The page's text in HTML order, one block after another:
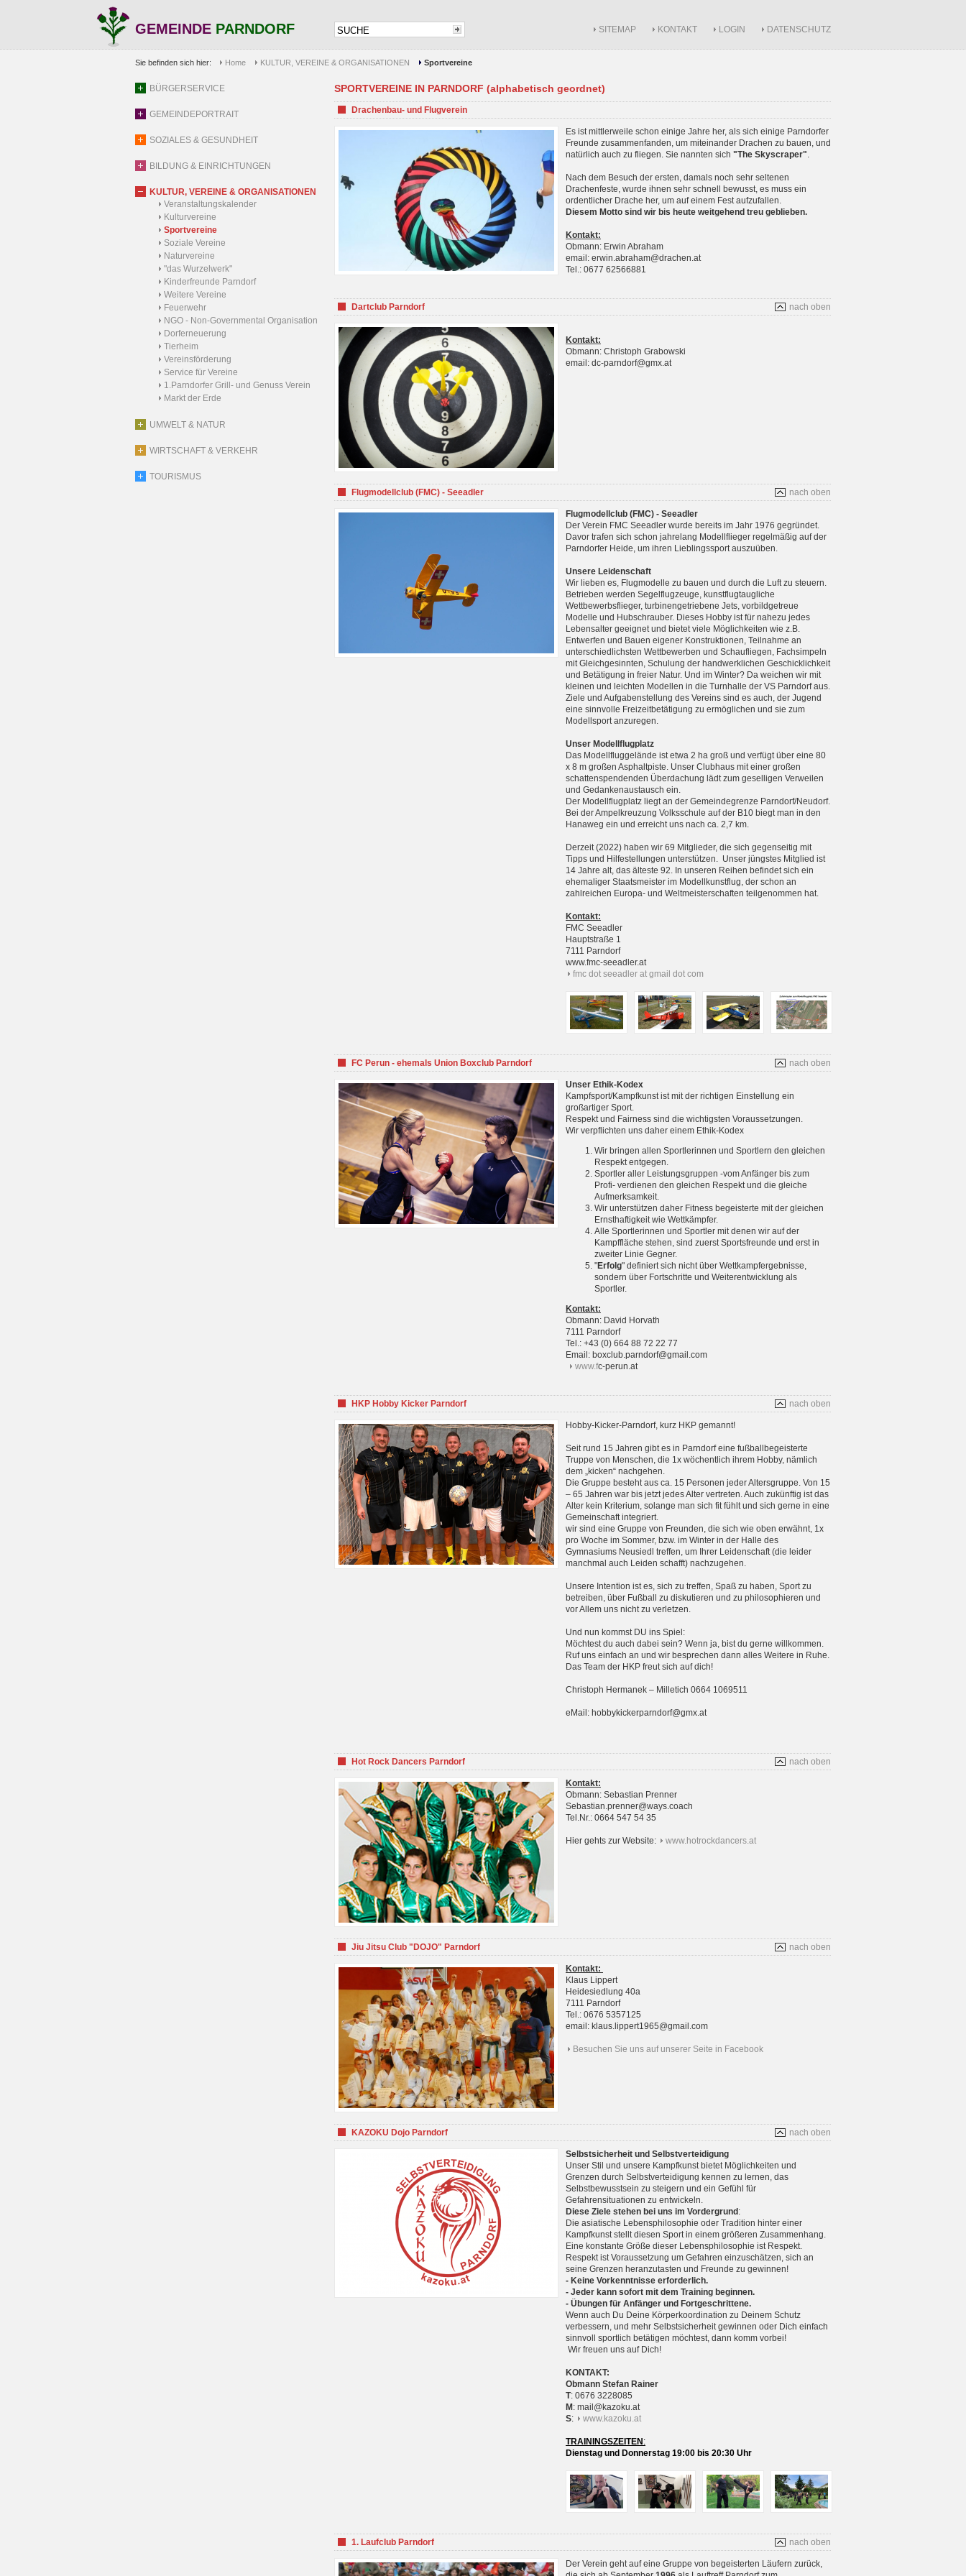
GEMEINDE PARNDORF SITEMAP KONTAKT LOGIN DATENSCHUTZ
Sie befinden sich hier: Home KULTUR, VEREINE & ORGANISATIONEN Sportvereine
BÜRGERSERVICE
GEMEINDEPORTRAIT
SOZIALES & GESUNDHEIT
BILDUNG & EINRICHTUNGEN
KULTUR, VEREINE & ORGANISATIONEN
Veranstaltungskalender
Kulturvereine
Sportvereine
Soziale Vereine
Naturvereine
"das Wurzelwerk"
Kinderfreunde Parndorf
Weitere Vereine
Feuerwehr
NGO - Non-Governmental Organisation
Dorferneuerung
Tierheim
Vereinsförderung
Service für Vereine
1.Parndorfer Grill- und Genuss Verein
Markt der Erde
UMWELT & NATUR
WIRTSCHAFT & VERKEHR
TOURISMUS
SPORTVEREINE IN PARNDORF (alphabetisch geordnet)
Drachenbau- und Flugverein
Es ist mittlerweile schon einige Jahre her, als sich einige Parndorfer
Freunde zusammenfanden, um miteinander Drachen zu bauen, und
natürlich auch zu fliegen. Sie nannten sich "The Skyscraper".
Nach dem Besuch der ersten, damals noch sehr seltenen
Drachenfeste, wurde ihnen sehr schnell bewusst, es muss ein
ordentlicher Drache her, um auf einem Fest aufzufallen.
Diesem Motto sind wir bis heute weitgehend treu geblieben.
Kontakt:
Obmann: Erwin Abraham
email: erwin.abraham@drachen.at
Tel.: 0677 62566881
nach oben
Dartclub Parndorf
Kontakt:
Obmann: Christoph Grabowski
email: dc-parndorf@gmx.at
nach oben
Flugmodellclub (FMC) - Seeadler
Flugmodellclub (FMC) - Seeadler
Der Verein FMC Seeadler wurde bereits im Jahr 1976 gegründet.
Davor trafen sich schon jahrelang Modellflieger regelmäßig auf der
Parndorfer Heide, um ihren Lieblingssport auszuüben.
Unsere Leidenschaft
Wir lieben es, Flugmodelle zu bauen und durch die Luft zu steuern.
Betrieben werden Segelflugzeuge, kunstflugtaugliche
Wettbewerbsflieger, turbinengetriebene Jets, vorbildgetreue
Modelle und Hubschrauber. Dieses Hobby ist für nahezu jedes
Lebensalter geeignet und bietet viele Möglichkeiten wie z.B.
Entwerfen und Bauen eigener Konstruktionen, Teilnahme an
unterschiedlichsten Wettbewerben und Schaufliegen, Fachsimpeln
mit Gleichgesinnten, Schulung der handwerklichen Geschicklichkeit
und Betätigung in freier Natur. Und im Winter? Da weichen wir mit
kleinen und leichten Modellen in die Turnhalle der VS Parndorf aus.
Ziele und Aufgabenstellung des Vereins sind es auch, der Jugend
eine sinnvolle Freizeitbetätigung zu ermöglichen und sie zum
Modellsport anzuregen.
Unser Modellflugplatz
Das Modellfluggelände ist etwa 2 ha groß und verfügt über eine 80
x 8 m großen Asphaltpiste. Unser Clubhaus mit einer großen
schattenspendenden Überdachung lädt zum geselligen Verweilen
und Gedankenaustausch ein.
Der Modellflugplatz liegt an der Gemeindegrenze Parndorf/Neudorf.
Bei der Ampelkreuzung Volksschule auf der B10 biegt man in den
Hanaweg ein und erreicht uns nach ca. 2,7 km.
Derzeit (2022) haben wir 69 Mitglieder, die sich gegenseitig mit
Tipps und Hilfestellungen unterstützen. Unser jüngstes Mitglied ist
14 Jahre alt, das älteste 92. In unseren Reihen befindet sich ein
ehemaliger Staatsmeister im Modellkunstflug, der schon an
zahlreichen Europa- und Weltmeister­schaften teilgenommen hat.
Kontakt:
FMC Seeadler
Hauptstraße 1
7111 Parndorf
www.fmc-seeadler.at
fmc dot seeadler at gmail dot com
nach oben
FC Perun - ehemals Union Boxclub Parndorf
Unser Ethik-Kodex
Kampfsport/Kampfkunst ist mit der richtigen Einstellung ein
großartiger Sport.
Respekt und Fairness sind die wichtigsten Voraussetzungen.
Wir verpflichten uns daher einem Ethik-Kodex
Wir bringen allen Sportlerinnen und Sportlern den gleichen
Respekt entgegen.
Sportler aller Leistungsgruppen -vom Anfänger bis zum
Profi- verdienen den gleichen Respekt und die gleiche
Aufmerksamkeit.
Wir unterstützen daher Fitness begeisterte mit der gleichen
Ernsthaftigkeit wie Wettkämpfer.
Alle Sportlerinnen und Sportler mit denen wir auf der
Kampffläche stehen, sind zuerst Sportsfreunde und erst in
zweiter Linie Gegner.
"Erfolg" definiert sich nicht über Wettkampfergebnisse,
sondern über Fortschritte und Weiterentwicklung als
Sportler.
Kontakt:
Obmann: David Horvath
7111 Parndorf
Tel.: +43 (0) 664 88 72 22 77
Email: boxclub.parndorf@gmail.com
www.fc-perun.at
nach oben
HKP Hobby Kicker Parndorf
Hobby-Kicker-Parndorf, kurz HKP gemannt!
Seit rund 15 Jahren gibt es in Parndorf eine fußballbegeisterte
Truppe von Menschen, die 1x wöchentlich ihrem Hobby, nämlich
dem „kicken“ nachgehen.
Die Gruppe besteht aus ca. 15 Personen jeder Altersgruppe. Von 15
– 65 Jahren war bis jetzt jedes Alter vertreten. Auch zukünftig ist das
Alter kein Kriterium, solange man sich fit fühlt und sich gerne in eine
Gemeinschaft integriert.
wir sind eine Gruppe von Freunden, die sich wie oben erwähnt, 1x
pro Woche im Sommer, bzw. im Winter in der Halle des
Gymnasiums Neusiedl treffen, um Ihrer Leidenschaft (die leider
manchmal auch Leiden schafft) nachzugehen.
Unsere Intention ist es, sich zu treffen, Spaß zu haben, Sport zu
betreiben, über Fußball zu diskutieren und zu philosophieren und
vor Allem uns nicht zu verletzen.
Und nun kommst DU ins Spiel:
Möchtest du auch dabei sein? Wenn ja, bist du gerne willkommen.
Ruf uns einfach an und wir besprechen dann alles Weitere in Ruhe.
Das Team der HKP freut sich auf dich!
Christoph Hermanek – Milletich 0664 1069511
eMail: hobbykickerparndorf@gmx.at
nach oben
Hot Rock Dancers Parndorf
Kontakt:
Obmann: Sebastian Prenner
Sebastian.prenner@ways.coach
Tel.Nr.: 0664 547 54 35
Hier gehts zur Website: www.hotrockdancers.at
nach oben
Jiu Jitsu Club "DOJO" Parndorf
Kontakt:
Klaus Lippert
Heidesiedlung 40a
7111 Parndorf
Tel.: 0676 5357125
email: klaus.lippert1965@gmail.com
Besuchen Sie uns auf unserer Seite in Facebook
nach oben
KAZOKU Dojo Parndorf
Selbstsicherheit und Selbstverteidigung
Unser Stil und unsere Kampfkunst bietet Möglichkeiten und
Grenzen durch Selbstverteidigung kennen zu lernen, das
Selbstbewusstsein zu steigern und ein Gefühl für
Gefahrensituationen zu entwickeln.
Diese Ziele stehen bei uns im Vordergrund :
Die asiatische Lebensphilosophie oder Tradition hinter einer
Kampfkunst stellt diesen Sport in einem größeren Zusammenhang.
Eine konstante Größe dieser Lebensphilosophie ist Respekt.
Respekt ist Voraussetzung um Gefahren einzuschätzen, sich an
seine Grenzen heranzutasten und Freunde zu gewinnen!
- Keine Vorkenntnisse erforderlich.
- Jeder kann sofort mit dem Training beginnen.
- Übungen für Anfänger und Fortgeschrittene.
Wenn auch Du Deine Körperkoordination zu Deinem Schutz
verbessern, und mehr Selbstsicherheit gewinnen oder Dich einfach
sinnvoll sportlich betätigen möchtest, dann komm vorbei!
Wir freuen uns auf Dich!
KONTAKT:
Obmann Stefan Rainer
T: 0676 3228085
M : mail@kazoku.at
S: www.kazoku.at
TRAININGSZEITEN :
Dienstag und Donnerstag 19:00 bis 20:30 Uhr
nach oben
1. Laufclub Parndorf
Der Verein geht auf eine Gruppe von begeisterten Läufern zurück,